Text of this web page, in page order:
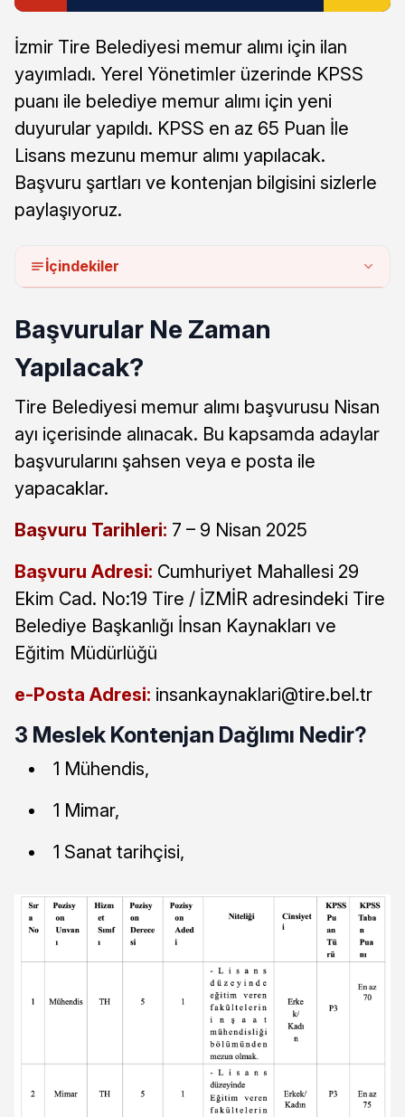
İzmir Tire Belediyesi memur alımı için ilan
yayımladı. Yerel Yönetimler üzerinde KPSS
puanı ile belediye memur alımı için yeni
duyurular yapıldı. KPSS en az 65 Puan İle
Lisans mezunu memur alımı yapılacak.
Başvuru şartları ve kontenjan bilgisini sizlerle
paylaşıyoruz.
İçindekiler
Başvurular Ne Zaman
Yapılacak?
Tire Belediyesi memur alımı başvurusu Nisan
ayı içerisinde alınacak. Bu kapsamda adaylar
başvurularını şahsen veya e posta ile
yapacaklar.
Başvuru Tarihleri: 7 – 9 Nisan 2025
Başvuru Adresi: Cumhuriyet Mahallesi 29
Ekim Cad. No:19 Tire / İZMİR adresindeki Tire
Belediye Başkanlığı İnsan Kaynakları ve
Eğitim Müdürlüğü
e-Posta Adresi: insankaynaklari@tire.bel.tr
3 Meslek Kontenjan Dağlımı Nedir?
1 Mühendis,
1 Mimar,
1 Sanat tarihçisi,